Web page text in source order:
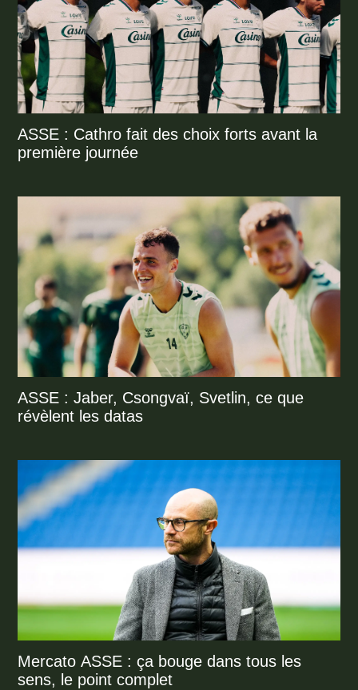
ASSE : Cathro fait des choix forts avant la
première journée
ASSE : Jaber, Csongvaï, Svetlin, ce que
révèlent les datas
Mercato ASSE : ça bouge dans tous les
sens, le point complet